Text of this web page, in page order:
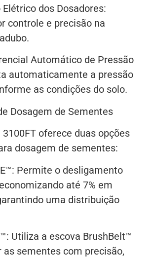
dos Dosadores:
controle e precisão na
Automático de Pressão
automaticamente a pressão
as condições do solo.
Dosagem de Sementes
oferece duas opções
dosagem de sementes:
Permite o desligamento
até 7% em
uma distribuição
Utiliza a escova BrushBelt™
as sementes com precisão,